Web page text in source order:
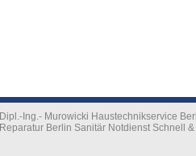
Dipl.-Ing.- Murowicki Haustechnikservice
Reparatur Berlin Sanitär Notdienst Schnell